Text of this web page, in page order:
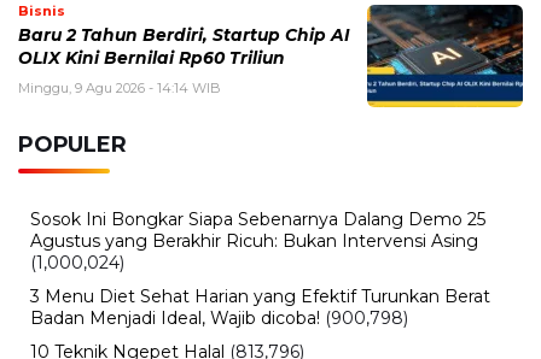
dan Keunggulan Sekolah Islam Terpadu
Kamis, 6 Agustus 2026 - 13:29 WIB
Beasiswa Bakti BCA 2027 Resmi Dibuka, Cek Syarat,
Selasa, 4 Agustus 2026 - 10:28 WIB
BERITA TERBARU
Viral
Nama Febrio Adiono Muncul dalam